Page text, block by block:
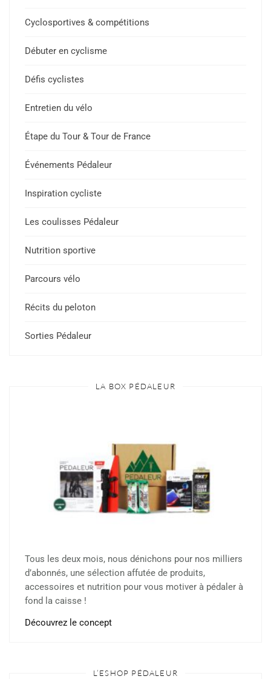
Cyclosportives & compétitions
Débuter en cyclisme
Défis cyclistes
Entretien du vélo
Étape du Tour & Tour de France
Événements Pédaleur
Inspiration cycliste
Les coulisses Pédaleur
Nutrition sportive
Parcours vélo
Récits du peloton
Sorties Pédaleur
LA BOX PÉDALEUR
Tous les deux mois, nous dénichons pour nos milliers
d’abonnés, une sélection affutée de produits,
accessoires et nutrition pour vous motiver à pédaler à
fond la caisse !
Découvrez le concept
L’ESHOP PÉDALEUR